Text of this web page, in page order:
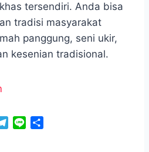
tersendiri. Anda bisa
tradisi masyarakat
panggung, seni ukir,
kesenian tradisional.